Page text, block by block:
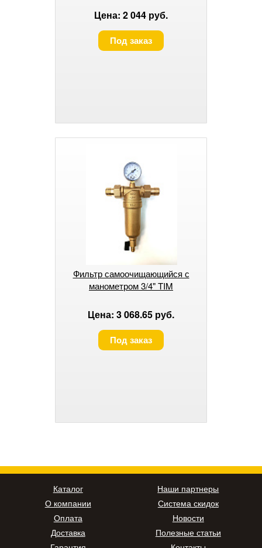
Цена: 2 044 руб.
Под заказ
Фильтр самоочищающийся с
манометром 3/4" TIM
Цена: 3 068.65 руб.
Под заказ
Каталог
О компании
Оплата
Доставка
Наши партнеры
Система скидок
Новости
Полезные статьи